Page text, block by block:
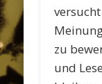
zu
und